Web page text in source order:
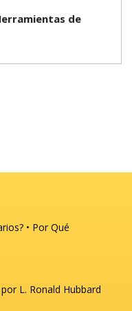
de
Por Qué
L. Ronald Hubbard